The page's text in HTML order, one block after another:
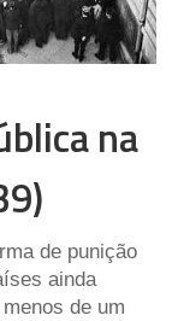
na
de punição
ainda
de um